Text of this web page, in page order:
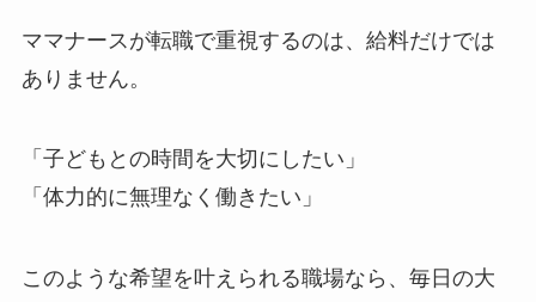
ママナースが転職で重視するのは、給料だけでは
ありません。
「子どもとの時間を大切にしたい」
「体力的に無理なく働きたい」
このような希望を叶えられる職場なら、毎日の大